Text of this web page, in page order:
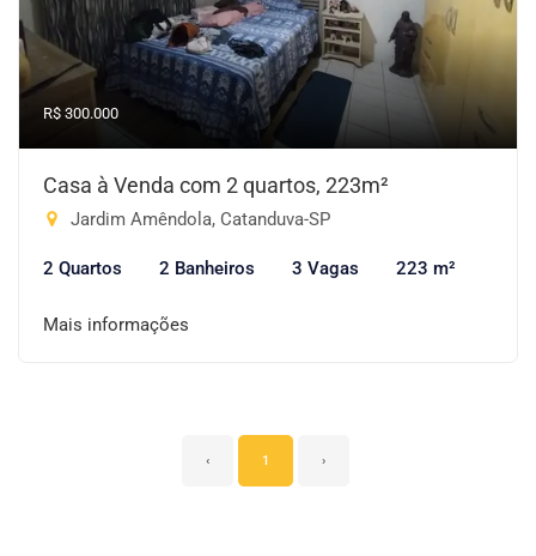
R$ 300.000
Casa à Venda com 2 quartos, 223m²
Jardim Amêndola, Catanduva-SP
2 Quartos 2 Banheiros 3 Vagas 223 m²
Mais informações
‹ 1 ›